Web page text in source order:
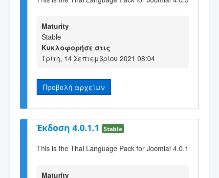
Maturity
Stable
Κυκλοφορήσε στις
Τρίτη, 14 Σεπτεμβρίου 2021 08:04
Προβολή αρχείων
Έκδοση 4.0.1.1 Stable
This is the Thai Language Pack for Joomla! 4.0.1
Maturity